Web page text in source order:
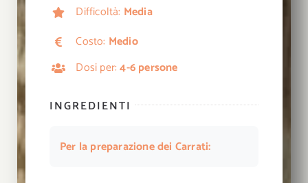
Difficoltà: Media
Costo: Medio
Dosi per:4-6 persone
INGREDIENTI
Per la preparazione dei Carrati: